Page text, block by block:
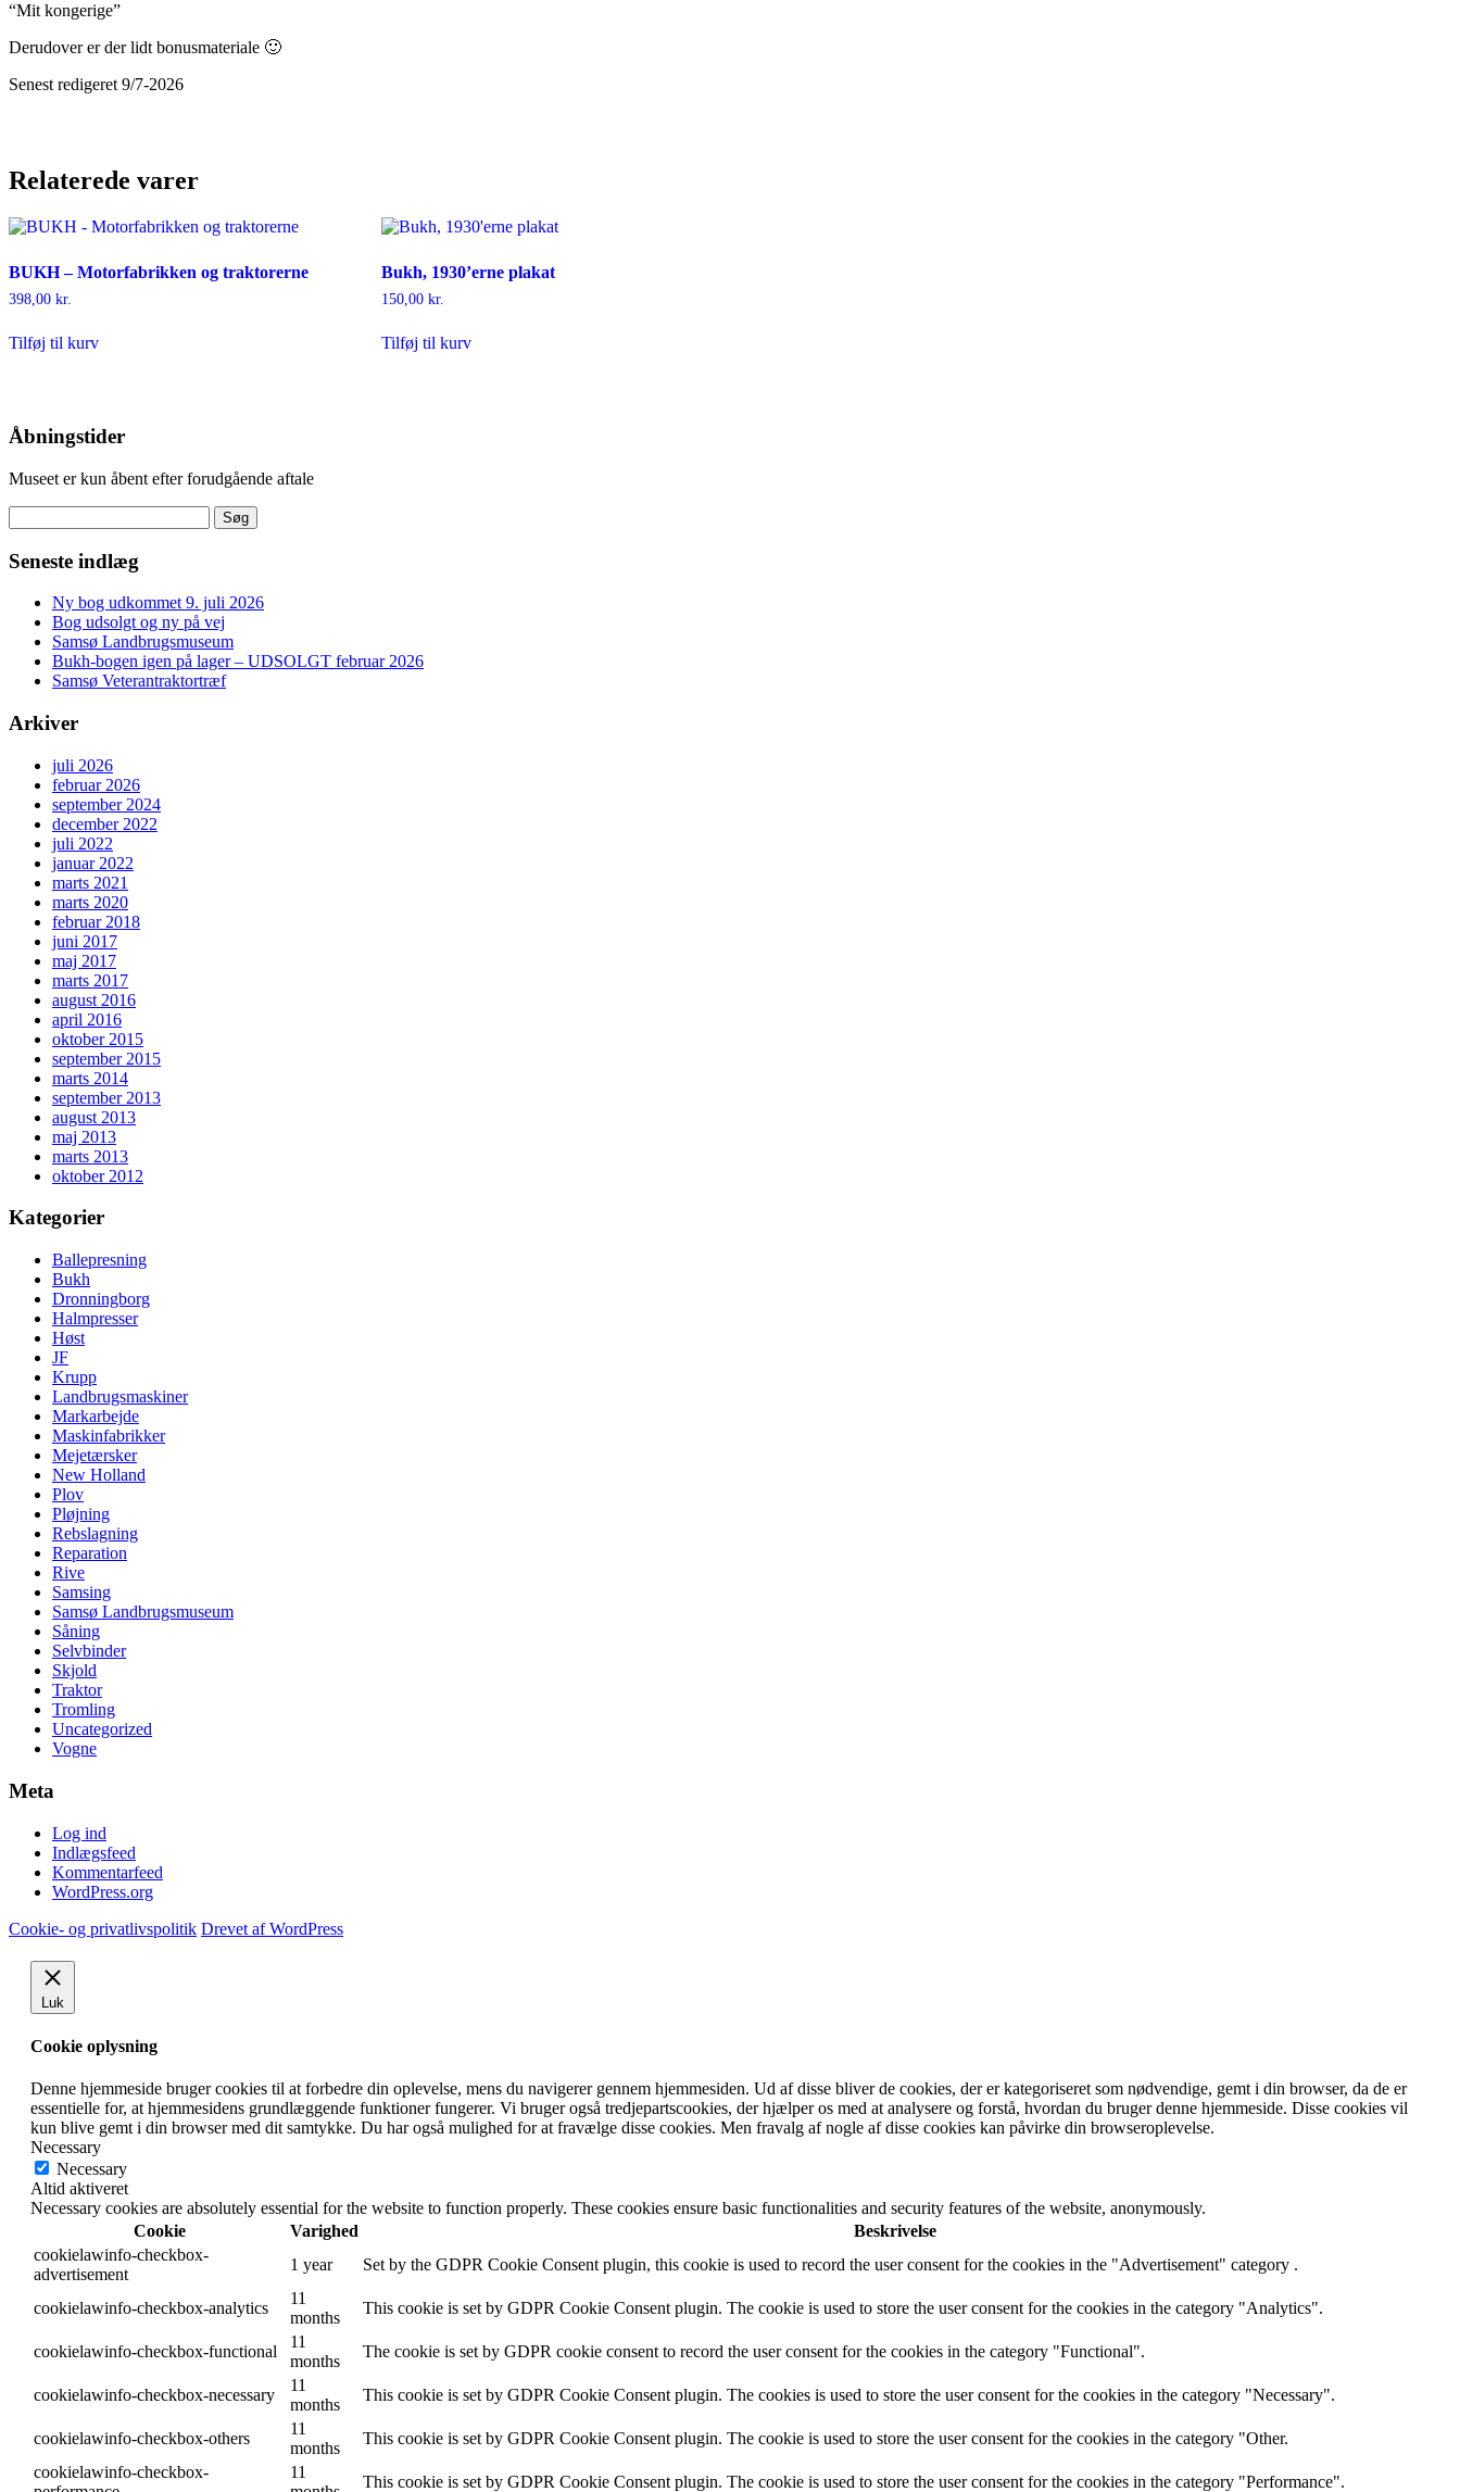
“Mit kongerige”
Derudover er der lidt bonusmateriale 🙂
Senest redigeret 9/7-2026
Relaterede varer
BUKH – Motorfabrikken og traktorerne
398,00 kr.
Tilføj til kurv
Bukh, 1930’erne plakat
150,00kr.
Tilføj til kurv
Åbningstider
Museet er kun åbent efter forudgående aftale
efter:
Seneste indlæg
Ny bog udkommet 9. juli 2026
Bog udsolgt og ny på vej
Samsø Landbrugsmuseum
Bukh-bogen igen på lager – UDSOLGT februar 2026
Samsø Veterantraktortræf
Arkiver
juli 2026
februar 2026
september 2024
december 2022
juli 2022
januar 2022
marts 2021
marts 2020
februar 2018
juni 2017
maj 2017
marts 2017
august 2016
april 2016
oktober 2015
september 2015
marts 2014
september 2013
august 2013
maj 2013
marts 2013
oktober 2012
Kategorier
Ballepresning
Bukh
Dronningborg
Halmpresser
Høst
JF
Krupp
Landbrugsmaskiner
Markarbejde
Maskinfabrikker
Mejetærsker
New Holland
Plov
Pløjning
Rebslagning
Reparation
Rive
Samsing
Samsø Landbrugsmuseum
Såning
Selvbinder
Skjold
Traktor
Tromling
Uncategorized
Vogne
Meta
Log ind
Indlægsfeed
Kommentarfeed
WordPress.org
Cookie- og privatlivspolitik Drevet af WordPress
Luk
Cookie oplysning
Denne hjemmeside bruger cookies til at forbedre din oplevelse, mens du navigerer gennem hjemmesiden. Ud af disse bliver de cookies, der er kategoriseret som nødvendige, gemt i din browser, da de er
essentielle for, at hjemmesidens grundlæggende funktioner fungerer. Vi bruger også tredjepartscookies, der hjælper os med at analysere og forstå, hvordan du bruger denne hjemmeside. Disse cookies vil
kun blive gemt i din browser med dit samtykke. Du har også mulighed for at fravælge disse cookies. Men fravalg af nogle af disse cookies kan påvirke din browseroplevelse.
Necessary
Necessary
Altid aktiveret
Necessary cookies are absolutely essential for the website to function properly. These cookies ensure basic functionalities and security features of the website, anonymously.
Cookie
Varighed
Beskrivelse
cookielawinfo-checkbox-
advertisement
1 year Set by the GDPR Cookie Consent plugin, this cookie is used to record the user consent for the cookies in the "Advertisement" category .
cookielawinfo-checkbox-analytics
11
months
This cookie is set by GDPR Cookie Consent plugin. The cookie is used to store the user consent for the cookies in the category "Analytics".
cookielawinfo-checkbox-functional
11
months
The cookie is set by GDPR cookie consent to record the user consent for the cookies in the category "Functional".
cookielawinfo-checkbox-necessary
11
months
This cookie is set by GDPR Cookie Consent plugin. The cookies is used to store the user consent for the cookies in the category "Necessary".
cookielawinfo-checkbox-others
11
months
This cookie is set by GDPR Cookie Consent plugin. The cookie is used to store the user consent for the cookies in the category "Other.
cookielawinfo-checkbox-
11
This cookie is set by GDPR Cookie Consent plugin. The cookie is used to store the user consent for the cookies in the category "Performance".